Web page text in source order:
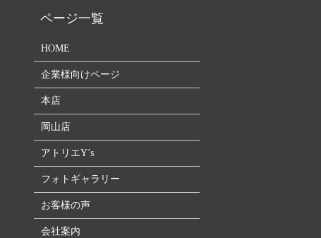
HOME
企業様向けページ
本店
岡山店
アトリエY’s
フォトギャラリー
お客様の声
会社案内